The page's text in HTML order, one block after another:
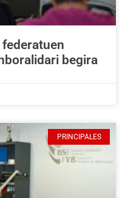
begira
PRINCIPALES